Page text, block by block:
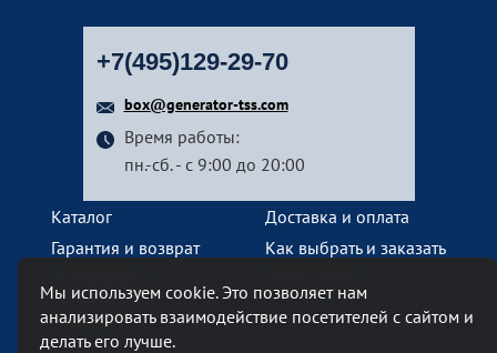
+7(495)129-29-70
box@generator-tss.com
Время работы:
пн.-сб. - с 9:00 до 20:00
Каталог
Доставка и оплата
Гарантия и возврат
Как выбрать и заказать
Контакты
Мы используем cookie. Это позволяет нам
анализировать взаимодействие посетителей с сайтом и
делать его лучше.